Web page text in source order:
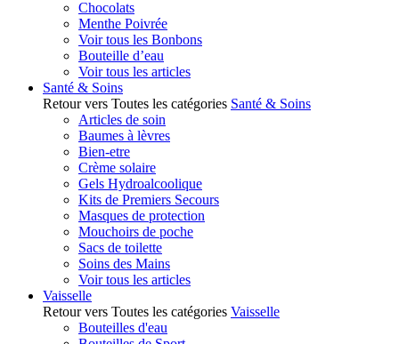
Chocolats
Menthe Poivrée
Voir tous les Bonbons
Bouteille d’eau
Voir tous les articles
Santé & Soins
Retour vers Toutes les catégories Santé & Soins
Articles de soin
Baumes à lèvres
Bien-etre
Crème solaire
Gels Hydroalcoolique
Kits de Premiers Secours
Masques de protection
Mouchoirs de poche
Sacs de toilette
Soins des Mains
Voir tous les articles
Vaisselle
Retour vers Toutes les catégories Vaisselle
Bouteilles d'eau